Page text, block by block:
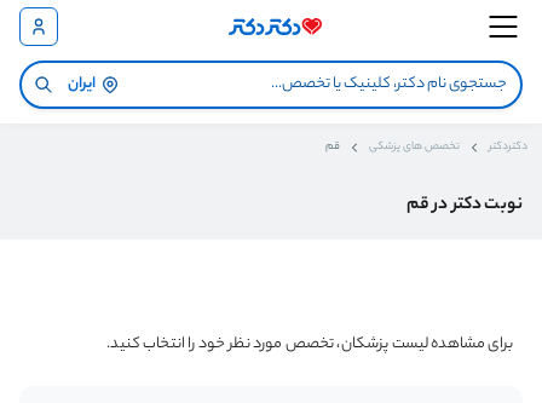
ایران
دکتردکتر تخصص های پزشکی قم
نوبت دکتر در قم
برای مشاهده لیست پزشکان، تخصص مورد نظر خود را انتخاب کنید.